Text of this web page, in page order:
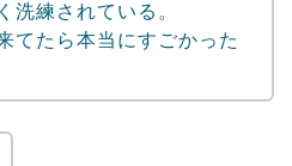
洗練されている。
てたら本当にすごかった